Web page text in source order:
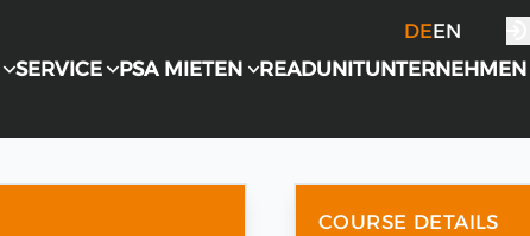
DEEN
SERVICE PSA MIETEN READUNITUNTERNEHMEN
COURSE DETAILS